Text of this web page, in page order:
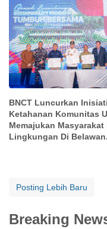
BNCT Luncurkan
Ketahanan Komunitas
Memajukan Masyarakat
Lingkungan Di Belawan.
Posting Lebih Baru
Breaking